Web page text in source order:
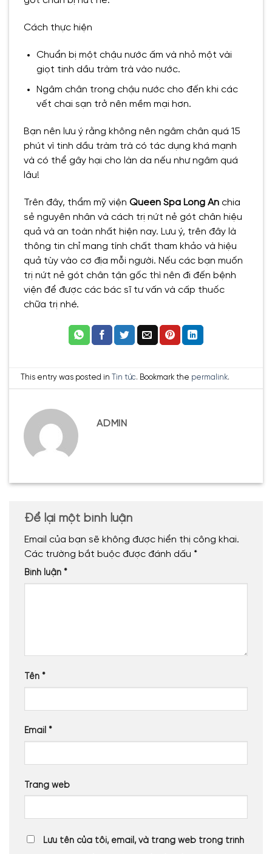
Cách thực hiện
Chuẩn bị một chậu nước ấm và nhỏ một vài
giọt tinh dầu tràm trà vào nước.
Ngâm chân trong chậu nước cho đến khi các
vết chai sạn trở nên mềm mại hơn.
Bạn nên lưu ý rằng không nên ngâm chân quá 15
phút vì tinh dầu tràm trà có tác dụng khá mạnh
và có thể gây hại cho làn da nếu như ngâm quá
lâu!
Trên đây, thẩm mỹ viện Queen Spa Long An chia
sẻ nguyên nhân và cách trị nứt nẻ gót chân hiệu
quả và an toàn nhất hiện nay. Lưu ý, trên đây là
thông tin chỉ mang tính chất tham khảo và hiệu
quả tùy vào cơ địa mỗi người. Nếu các bạn muốn
trị nứt nẻ gót chân tận gốc thì nên đi đến bệnh
viện để được các bác sĩ tư vấn và cấp thuốc
chữa trị nhé.
This entry was posted in Tin tức. Bookmark the permalink.
ADMIN
Để lại một bình luận
Email của bạn sẽ không được hiển thị công khai.
Các trường bắt buộc được đánh dấu *
Bình luận *
Tên *
Email *
Trang web
Lưu tên của tôi, email, và trang web trong trình